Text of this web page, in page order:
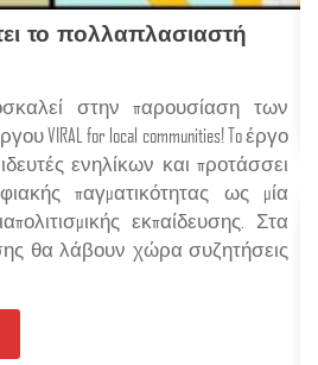
το πολλαπλασιαστή
στην παρουσίαση των
VIRAL for local communities! To έργο
ενηλίκων και προτάσσει
παγματικότητας ως μία
εκπαίδευσης. Στα
θα λάβουν χώρα συζητήσεις